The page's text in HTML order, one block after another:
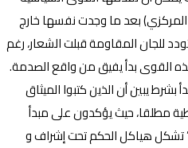
بعد ما وجدت نفسها خارج
للجان المقاومة قبلت الشعار، رغم
القوى بدأ يفيق من واقع الصدمة.
بشرط يبين أن الذين كتبوا الميثاق
مطلقا، حيث يؤكدون على مبدأ
تشكل هياكل الحكم تحت إشراف و